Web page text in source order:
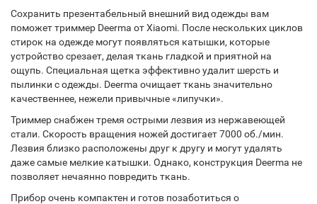
Сохранить презентабельный внешний вид одежды вам
поможет триммер Deerma от Xiaomi. После нескольких циклов
стирок на одежде могут появляться катышки, которые
устройство срезает, делая ткань гладкой и приятной на
ощупь. Специальная щетка эффективно удалит шерсть и
пылинки с одежды. Deerma очищает ткань значительно
качественнее, нежели привычные «липучки».
Триммер снабжен тремя острыми лезвия из нержавеющей
стали. Скорость вращения ножей достигает 7000 об./мин.
Лезвия близко расположены друг к другу и могут удалять
даже самые мелкие катышки. Однако, конструкция Deerma не
позволяет нечаянно повредить ткань.
Прибор очень компактен и готов позаботиться о